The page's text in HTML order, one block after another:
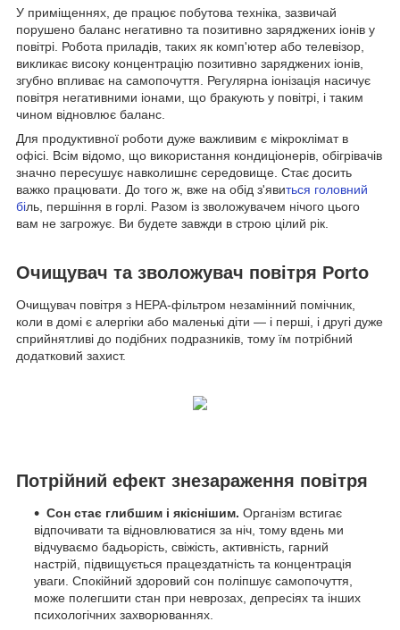
У приміщеннях, де працює побутова техніка, зазвичай
порушено баланс негативно та позитивно заряджених іонів у
повітрі. Робота приладів, таких як комп'ютер або телевізор,
викликає високу концентрацію позитивно заряджених іонів,
згубно впливає на самопочуття. Регулярна іонізація насичує
повітря негативними іонами, що бракують у повітрі, і таким
чином відновлює баланс.
Для продуктивної роботи дуже важливим є мікроклімат в
офісі. Всім відомо, що використання кондиціонерів, обігрівачів
значно пересушує навколишнє середовище. Стає досить
важко працювати. До того ж, вже на обід з'явиться головний
біль, першіння в горлі. Разом із зволожувачем нічого цього
вам не загрожує. Ви будете завжди в строю цілий рік.
Очищувач та зволожувач повітря Porto
Очищувач повітря з HEPA-фільтром незамінний помічник,
коли в домі є алергіки або маленькі діти — і перші, і другі дуже
сприйнятливі до подібних подразників, тому їм потрібний
додатковий захист.
Потрійний ефект знезараження повітря
Сон стає глибшим і якіснішим. Організм встигає
відпочивати та відновлюватися за ніч, тому вдень ми
відчуваємо бадьорість, свіжість, активність, гарний
настрій, підвищується працездатність та концентрація
уваги. Спокійний здоровий сон поліпшує самопочуття,
може полегшити стан при неврозах, депресіях та інших
психологічних захворюваннях.